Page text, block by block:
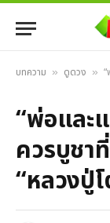
บทความ » ดูดวง » “
“พ่อและ
ควรบูชา
“หลวงปู่